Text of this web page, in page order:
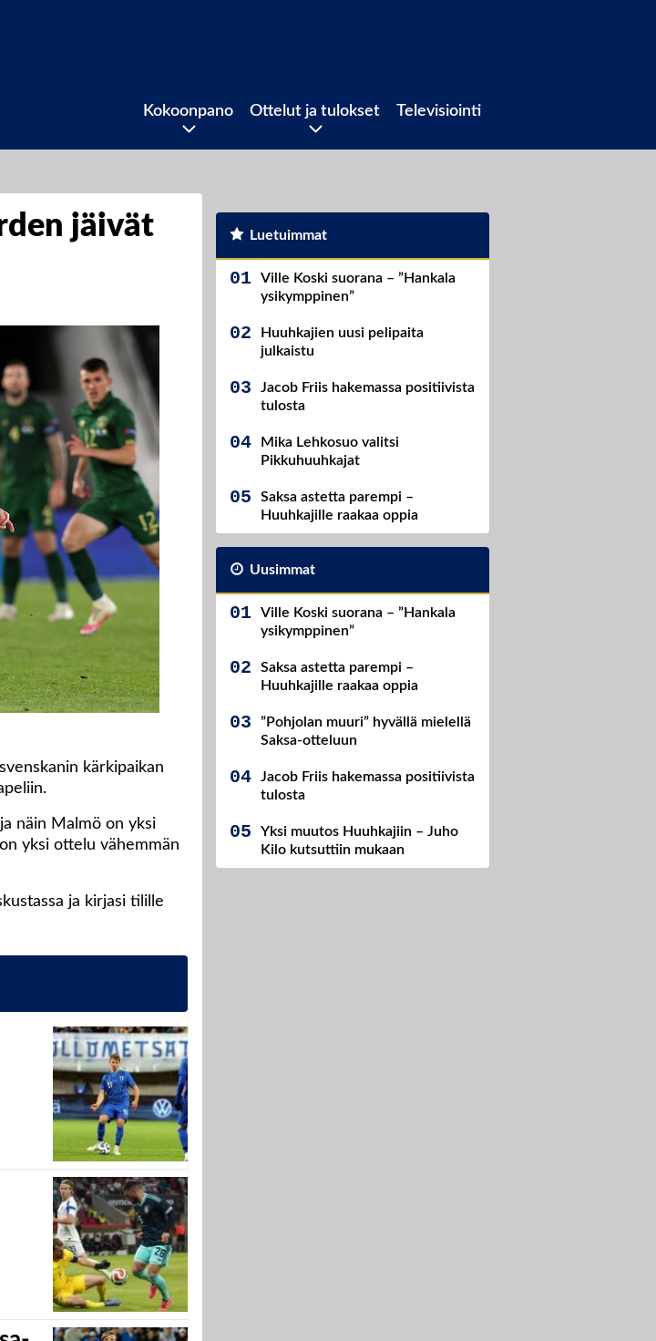
Kokoonpano Ottelut ja tulokset Televisiointi
jäivät
kärkipaikan
näin Malmö on yksi
yksi ottelu vähemmän
ja kirjasi tilille
Luetuimmat
Ville Koski suorana – ”Hankala
ysikymppinen”
Huuhkajien uusi pelipaita
julkaistu
Jacob Friis hakemassa positiivista
tulosta
Mika Lehkosuo valitsi
Pikkuhuuhkajat
Saksa astetta parempi –
Huuhkajille raakaa oppia
Uusimmat
Ville Koski suorana – ”Hankala
ysikymppinen”
Saksa astetta parempi –
Huuhkajille raakaa oppia
”Pohjolan muuri” hyvällä mielellä
Saksa-otteluun
Jacob Friis hakemassa positiivista
tulosta
Yksi muutos Huuhkajiin – Juho
Kilo kutsuttiin mukaan